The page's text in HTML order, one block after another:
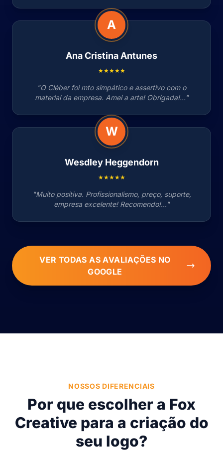
A
Ana Cristina Antunes
★★★★★
"O Cléber foi mto simpático e assertivo com o
material da empresa. Amei a arte! Obrigada!..."
W
Wesdley Heggendorn
★★★★★
"Muito positiva. Profissionalismo, preço, suporte,
empresa excelente! Recomendo!..."
VER TODAS AS AVALIAÇÕES NO
GOOGLE
NOSSOS DIFERENCIAIS
Por que escolher a Fox
Creative para a criação do
seu logo?